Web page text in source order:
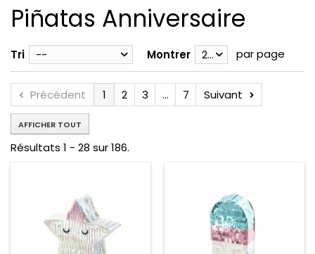
Piñatas Anniversaire
Tri -- Montrer 28 par page
Précédent 1 2 3 ... 7 Suivant
AFFICHER TOUT
Résultats 1 - 28 sur 186.